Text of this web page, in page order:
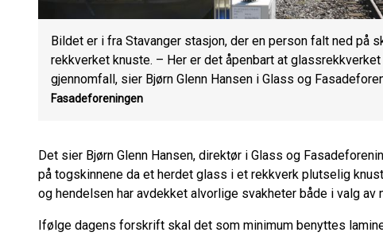
Bildet er i fra Stavanger stasjon, der en person falt ned på
rekkverket knuste. – Her er det åpenbart at
gjennomfall, sier Bjørn Glenn Hansen i Glass og
Fasadeforeningen
Det sier Bjørn Glenn Hansen, direktør i Glass og
på togskinnene da et herdet glass i et rekkverk plutselig
og hendelsen har avdekket alvorlige svakheter både i valg av
Ifølge dagens forskrift skal det som minimum benyttes